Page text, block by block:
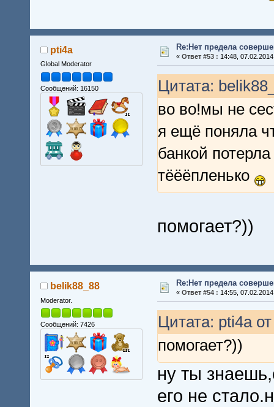
pti4a
Global Moderator
Сообщений: 16150
Re:Нет предела
« Ответ #53 : 14:48,
Цитата:
во во!мы не
я ещё поняла
банкой
тёёёпленько
помогает?))
belik88_88
Moderator.
Сообщений: 7426
Re:Нет предела
« Ответ #54 : 14:55,
Цитата: pti4a
помогает?))
ну ты
его не